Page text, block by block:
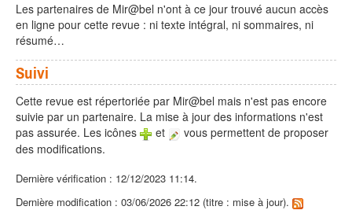
Les partenaires de Mir@bel n'ont à ce jour trouvé aucun accès
en ligne pour cette revue : ni texte intégral, ni sommaires, ni
résumé…
Suivi
Cette revue est répertoriée par Mir@bel mais n'est pas encore
suivie par un partenaire. La mise à jour des informations n'est
pas assurée. Les icônes
et
vous permettent de proposer
des modifications.
Dernière vérification : 12/12/2023 11:14.
Dernière modification : 03/06/2026 22:12 (titre : mise à jour).